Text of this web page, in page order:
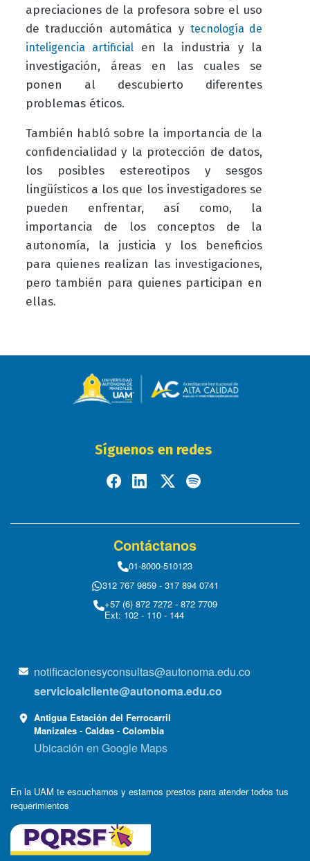
apreciaciones de la profesora sobre el uso
de traducción automática y tecnología de
inteligencia artificialen la industria y la
investigación, áreas en las cuales se
ponen al descubierto diferentes
problemas éticos.
También habló sobre la importancia de la
confidencialidad y la protección de datos,
los posibles estereotipos y sesgos
lingüísticos a los que los investigadores se
pueden enfrentar, así como, la
importancia de los conceptos de la
autonomía, la justicia y los beneficios
para quienes realizan las investigaciones,
pero también para quienes participan en
ellas.
Síguenos en redes
Contáctanos
01-8000-510123
312 767 9859 - 317 894 0741
+57 (6) 872 7272 - 872 7709
Ext: 102 - 110 - 144
notificacionesyconsultas@autonoma.edu.co
servicioalcliente@autonoma.edu.co
Antigua Estación del Ferrocarril
Manizales - Caldas - Colombia
Ubicación en Google Maps
En la UAM te escuchamos y estamos prestos para atender todos tus
requerimientos